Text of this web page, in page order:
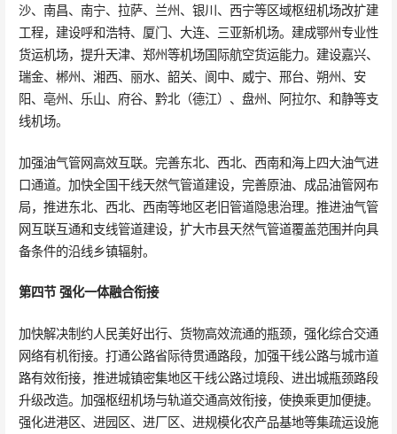
沙、南昌、南宁、拉萨、兰州、银川、西宁等区域枢纽机场改扩建
工程，建设呼和浩特、厦门、大连、三亚新机场。建成鄂州专业性
货运机场，提升天津、郑州等机场国际航空货运能力。建设嘉兴、
瑞金、郴州、湘西、丽水、韶关、阆中、威宁、邢台、朔州、安
阳、亳州、乐山、府谷、黔北（德江）、盘州、阿拉尔、和静等支
线机场。
加强油气管网高效互联。完善东北、西北、西南和海上四大油气进
口通道。加快全国干线天然气管道建设，完善原油、成品油管网布
局，推进东北、西北、西南等地区老旧管道隐患治理。推进油气管
网互联互通和支线管道建设，扩大市县天然气管道覆盖范围并向具
备条件的沿线乡镇辐射。
第四节 强化一体融合衔接
加快解决制约人民美好出行、货物高效流通的瓶颈，强化综合交通
网络有机衔接。打通公路省际待贯通路段，加强干线公路与城市道
路有效衔接，推进城镇密集地区干线公路过境段、进出城瓶颈路段
升级改造。加强枢纽机场与轨道交通高效衔接，使换乘更加便捷。
强化进港区、进园区、进厂区、进规模化农产品基地等集疏运设施